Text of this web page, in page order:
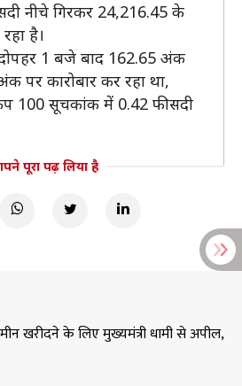
नीचे गिरकर 24,216.45 के
है।
1 बजे बाद 162.65 अंक
पर कारोबार कर रहा था,
100 सूचकांक में 0.42 फीसदी
पूरा पढ़ लिया है
खरीदने के लिए मुख्यमंत्री धामी से अपील,